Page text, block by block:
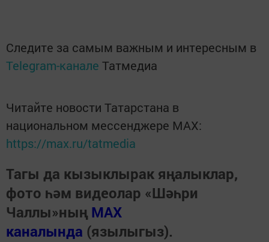
Следите за самым важным и интересным в
Telegram-канале Татмедиа
Читайте новости Татарстана в
национальном мессенджере MАХ:
https://max.ru/tatmedia
Тагы да кызыклырак яңалыклар,
фото һәм видеолар «Шәһри
Чаллы»ның MAX
каналында (язылыгыз).